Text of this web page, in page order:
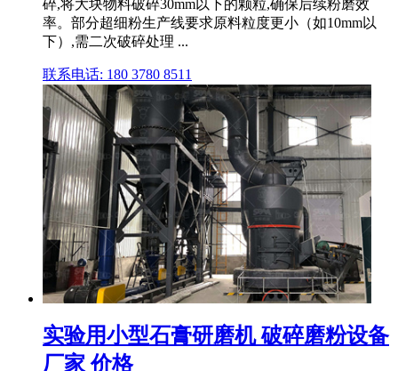
碎,将大块物料破碎30mm以下的颗粒,确保后续粉磨效
率。部分超细粉生产线要求原料粒度更小（如10mm以
下）,需二次破碎处理 ...
联系电话: 180 3780 8511
实验用小型石膏研磨机 破碎磨粉设备
厂家 价格